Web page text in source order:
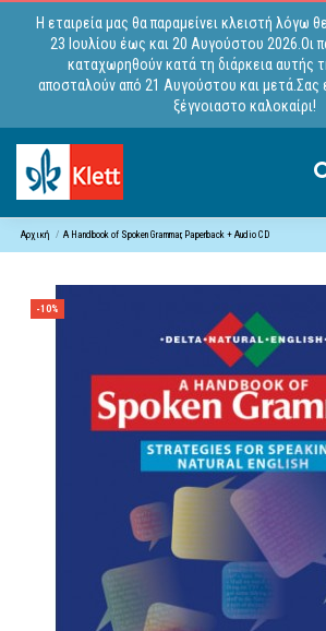
Η εταιρεία μας θα παραμείνει κλειστή λόγω
23 Ιουλίου έως και 20 Αυγούστου 2026.Οι
καταχωρηθούν κατά τη διάρκεια αυτής
αποσταλούν από 21 Αυγούστου και μετά.Σας
ξέγνοιαστο καλοκαίρι!
Αρχική A Handbook of Spoken Grammar, Paperback + Audio CD
-10%